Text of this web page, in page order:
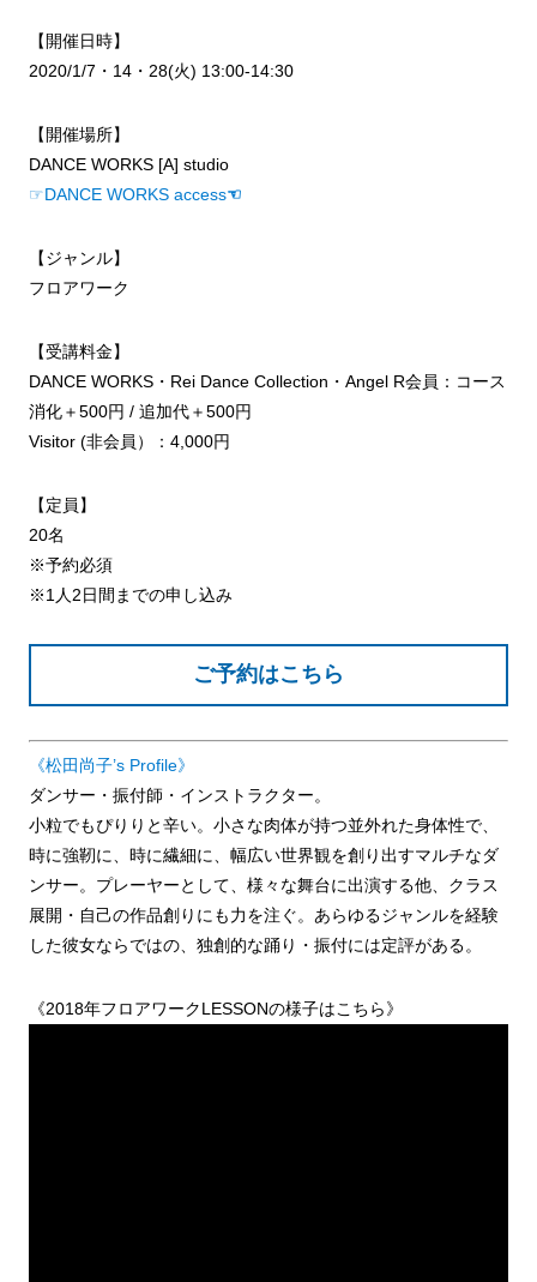
【開催日時】
2020/1/7・14・28(火) 13:00-14:30
【開催場所】
DANCE WORKS [A] studio
☞DANCE WORKS access☜
【ジャンル】
フロアワーク
【受講料金】
DANCE WORKS・Rei Dance Collection・Angel R会員：コース
消化＋500円 / 追加代＋500円
Visitor (非会員）：4,000円
【定員】
20名
※予約必須
※1人2日間までの申し込み
ご予約はこちら
《松田尚子’s Profile》
ダンサー・振付師・インストラクター。
小粒でもぴりりと辛い。小さな肉体が持つ並外れた身体性で、
時に強靭に、時に繊細に、幅広い世界観を創り出すマルチなダ
ンサー。プレーヤーとして、様々な舞台に出演する他、クラス
展開・自己の作品創りにも力を注ぐ。あらゆるジャンルを経験
した彼女ならではの、独創的な踊り・振付には定評がある。
《2018年フロアワークLESSONの様子はこちら》